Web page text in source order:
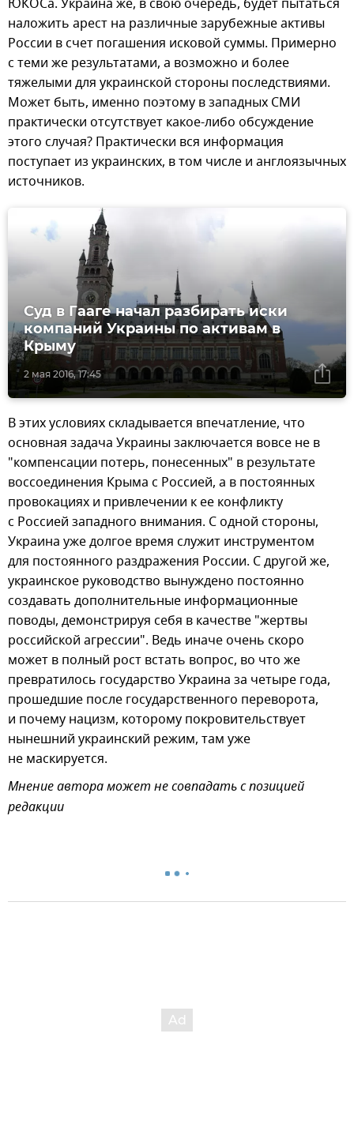
ЮКОСа. Украина же, в свою очередь, будет пытаться
наложить арест на различные зарубежные активы
России в счет погашения исковой суммы. Примерно
с теми же результатами, а возможно и более
тяжелыми для украинской стороны последствиями.
Может быть, именно поэтому в западных СМИ
практически отсутствует какое-либо обсуждение
этого случая? Практически вся информация
поступает из украинских, в том числе и англоязычных
источников.
2 мая 2016, 17:45
Суд в Гааге начал разбирать иски
компаний Украины по активам в
Крыму
В этих условиях складывается впечатление, что
основная задача Украины заключается вовсе не в
"компенсации потерь, понесенных" в результате
воссоединения Крыма с Россией, а в постоянных
провокациях и привлечении к ее конфликту
с Россией западного внимания. С одной стороны,
Украина уже долгое время служит инструментом
для постоянного раздражения России. С другой же,
украинское руководство вынуждено постоянно
создавать дополнительные информационные
поводы, демонстрируя себя в качестве "жертвы
российской агрессии". Ведь иначе очень скоро
может в полный рост встать вопрос, во что же
превратилось государство Украина за четыре года,
прошедшие после государственного переворота,
и почему нацизм, которому покровительствует
нынешний украинский режим, там уже
не маскируется.
Мнение автора может не совпадать с позицией
редакции